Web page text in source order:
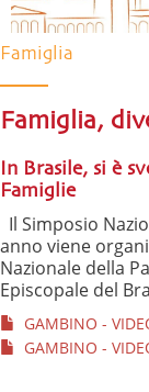
Famiglia
Famiglia,
In Brasile, si è
Famiglie
Il Simposio
anno viene
Nazionale della
Episcopale del
GAMBINO -
GAMBINO -